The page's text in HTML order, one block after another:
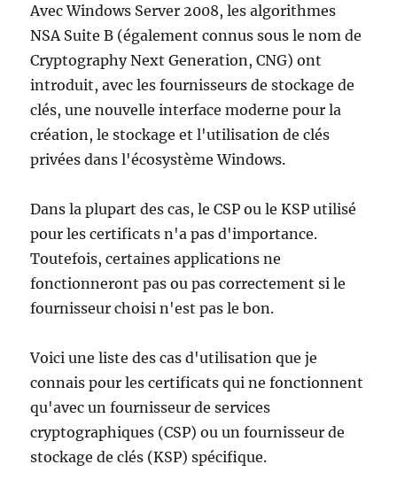
Avec Windows Server 2008, les algorithmes
NSA Suite B (également connus sous le nom de
Cryptography Next Generation, CNG) ont
introduit, avec les fournisseurs de stockage de
clés, une nouvelle interface moderne pour la
création, le stockage et l'utilisation de clés
privées dans l'écosystème Windows.
Dans la plupart des cas, le CSP ou le KSP utilisé
pour les certificats n'a pas d'importance.
Toutefois, certaines applications ne
fonctionneront pas ou pas correctement si le
fournisseur choisi n'est pas le bon.
Voici une liste des cas d'utilisation que je
connais pour les certificats qui ne fonctionnent
qu'avec un fournisseur de services
cryptographiques (CSP) ou un fournisseur de
stockage de clés (KSP) spécifique.